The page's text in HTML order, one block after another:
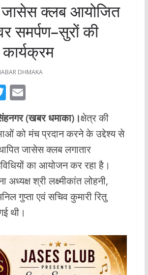
जासेस क्लब आयोजित
समर्पण–सुरों की
DHMAKA
T
itt
er
E
ai
l
(खबर धमाका)।क्षेत्र की
को मंच प्रदान करने के उद्देश्य से
जासेस क्लब लगातार
का आयोजन कर रहा है।
अध्यक्ष श्री लक्ष्मीकांत लोहनी,
गुप्ता एवं सचिव कुमारी रितु
थी।